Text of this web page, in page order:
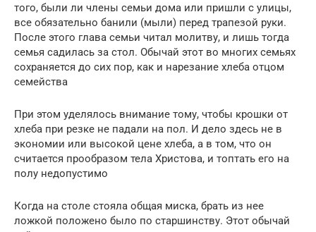
того, были ли члены семьи дома или пришли с улицы,
все обязательно банили (мыли) перед трапезой руки.
После этого глава семьи читал молитву, и лишь тогда
семья садилась за стол. Обычай этот во многих семьях
сохраняется до сих пор, как и нарезание хлеба отцом
семейства
При этом уделялось внимание тому, чтобы крошки от
хлеба при резке не падали на пол. И дело здесь не в
экономии или высокой цене хлеба, а в том, что он
считается прообразом тела Христова, и топтать его на
полу недопустимо
Когда на столе стояла общая миска, брать из нее
ложкой положено было по старшинству. Этот обычай